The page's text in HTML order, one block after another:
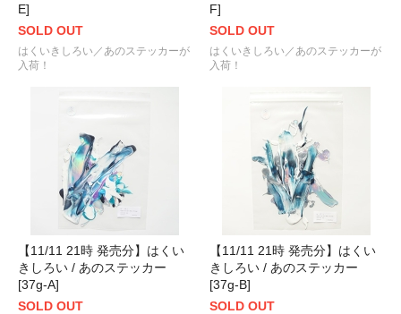
E]
SOLD OUT
はくいきしろい／あのステッカーが
入荷！
F]
SOLD OUT
はくいきしろい／あのステッカーが
入荷！
【11/11 21時 発売分】はくい
きしろい / あのステッカー
[37g-A]
SOLD OUT
【11/11 21時 発売分】はくい
きしろい / あのステッカー
[37g-B]
SOLD OUT